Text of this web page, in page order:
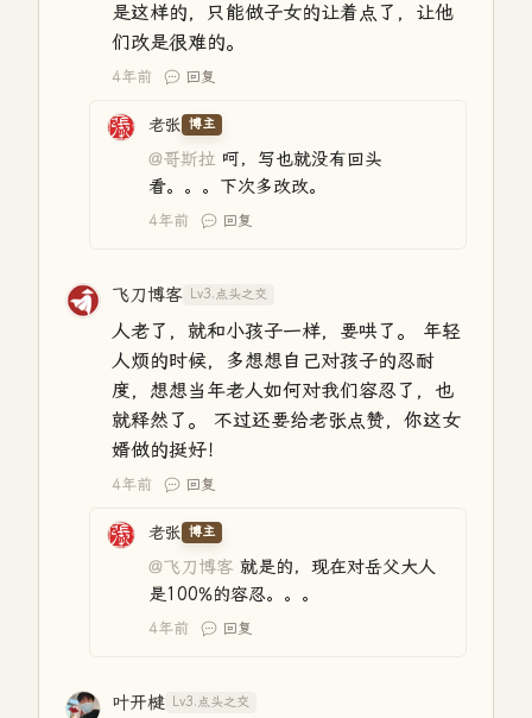
是这样的，只能做子女的让着点了，让他
们改是很难的。
4年前 回复
老张 博主
@哥斯拉 呵，写也就没有回头
看。。。下次多改改。
4年前 回复
飞刀博客 Lv3.点头之交
人老了，就和小孩子一样，要哄了。 年轻
人烦的时候，多想想自己对孩子的忍耐
度，想想当年老人如何对我们容忍了，也
就释然了。 不过还要给老张点赞，你这女
婿做的挺好！
4年前 回复
老张 博主
@飞刀博客 就是的，现在对岳父大人
是100%的容忍。。。
4年前 回复
叶开楗 Lv3.点头之交